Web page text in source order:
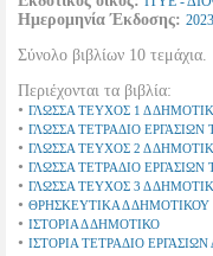
Ημερομηνία Έκδοσης: 2023
Σύνολο βιβλίων 10 τεμάχια.
Περιέχονται τα βιβλία:
• ΓΛΩΣΣΑ ΤΕΥΧΟΣ 1 Δ
• ΓΛΩΣΣΑ ΤΕΤΡΑΔΙΟ
• ΓΛΩΣΣΑ ΤΕΥΧΟΣ 2 Δ
• ΓΛΩΣΣΑ ΤΕΤΡΑΔΙΟ
• ΓΛΩΣΣΑ ΤΕΥΧΟΣ 3 Δ
• ΘΡΗΣΚΕΥΤΙΚΑ Δ ΔΗΜΟΤΙΚΟΥ
• ΙΣΤΟΡΙΑ Δ ΔΗΜΟΤΙΚΟ
• ΙΣΤΟΡΙΑ ΤΕΤΡΑΔΙΟ